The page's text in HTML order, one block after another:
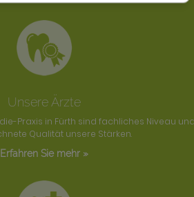
Unsere Ärzte
Praxis in Fürth sind fachliches Niveau
Qualität unsere Stärken.
Erfahren Sie mehr »